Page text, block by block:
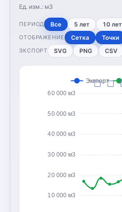
Ед. изм.: м3
ПЕРИОД Все 5 лет 10 лет
ОТОБРАЖЕНИЕ Сетка Точки
ЭКСПОРТ SVG PNG CSV
10 000 м3
20 000 м3
30 000 м3
40 000 м3
50 000 м3
60 000 м3
Экспорт